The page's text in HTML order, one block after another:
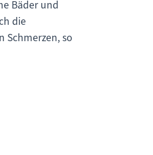
Bäder und
die
Schmerzen, so